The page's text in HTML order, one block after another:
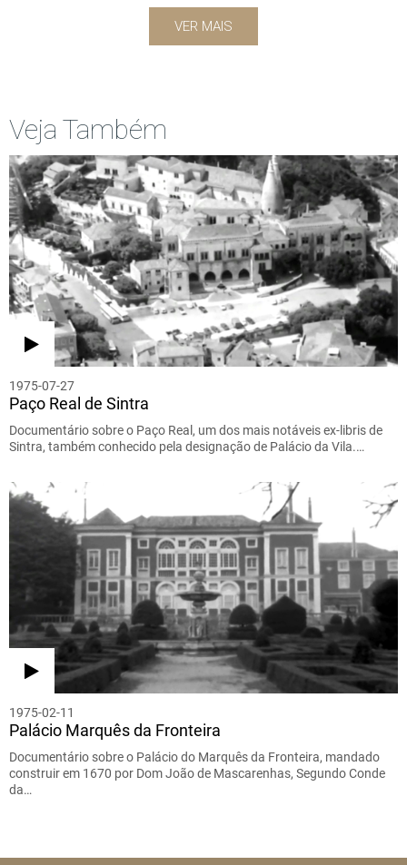
VER MAIS
Veja Também
1975-07-27
Paço Real de Sintra
Documentário sobre o Paço Real, um dos mais notáveis ex-libris de
Sintra, também conhecido pela designação de Palácio da Vila.…
1975-02-11
Palácio Marquês da Fronteira
Documentário sobre o Palácio do Marquês da Fronteira, mandado
construir em 1670 por Dom João de Mascarenhas, Segundo Conde
da…